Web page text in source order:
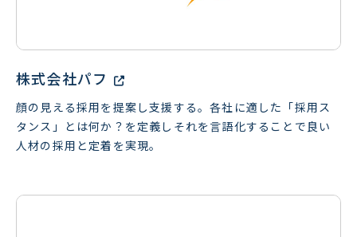
株式会社パフ
顔の見える採用を提案し支援する。各社に適した「採用ス
タンス」とは何か？を定義しそれを言語化することで良い
人材の採用と定着を実現。